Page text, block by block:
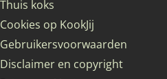
Thuis koks
Cookies op KookJij
Gebruikersvoorwaarden
Disclaimer en copyright